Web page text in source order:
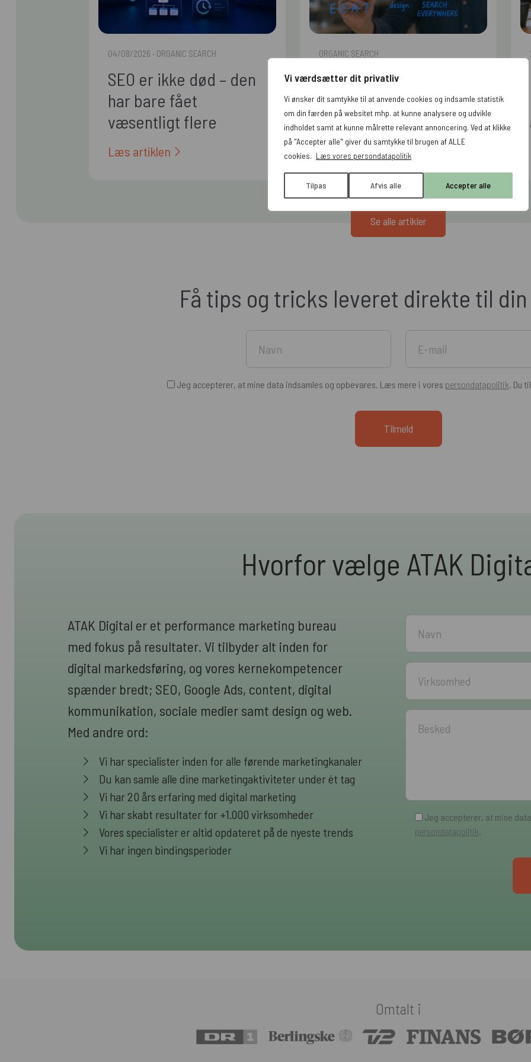
Vi værdsætter dit privatliv
Vi ønsker dit samtykke til at anvende cookies og indsamle statistik
om din færden på websitet mhp. at kunne analysere og udvikle
indholdet samt at kunne målrette relevant annoncering. Ved at klikke
på "Accepter alle" giver du samtykke til brugen af ALLE
cookies. Læs vores persondatapolitik
Tilpas Afvis alle Accepter alle
04/08/2026 · ORGANIC SEARCH
SEO er ikke død – den
har bare fået
væsentligt flere
arbejdsopgaver
Læs artiklen
ORGANIC SEARCH
SEO guide 2026
Læs artiklen
Se alle artikler
Få tips og tricks leveret direkte til
Jeg accepterer, at mine data indsamles og opbevares. Læs mere i vores persondatapolitik. Du
Hvorfor vælge ATAK
ATAK Digital er et performance marketing bureau
med fokus på resultater. Vi tilbyder alt inden for
digital markedsføring, og vores kernekompetencer
spænder bredt; SEO, Google Ads, content, digital
kommunikation, sociale medier samt design og web.
Med andre ord:
Vi har specialister inden for alle førende marketingkanaler
Du kan samle alle dine marketingaktiviteter under ét tag
Vi har 20 års erfaring med digital marketing
Vi har skabt resultater for +1.000 virksomheder
Vores specialister er altid opdateret på de nyeste trends
Vi har ingen bindingsperioder
Jeg accepterer, at mine
persondatapolitik.
Omtalt i